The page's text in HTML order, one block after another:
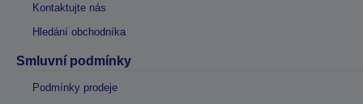
Kontaktujte nás
Hledání obchodníka
Smluvní podmínky
Podmínky prodeje